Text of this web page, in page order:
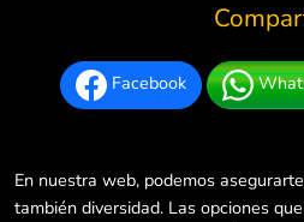
Facebook
En nuestra web, podemos
también diversidad. Las opciones